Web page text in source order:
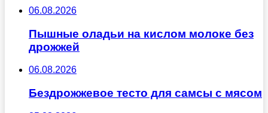
06.08.2026
Пышные оладьи на кислом молоке без
дрожжей
06.08.2026
Бездрожжевое тесто для самсы с мясом